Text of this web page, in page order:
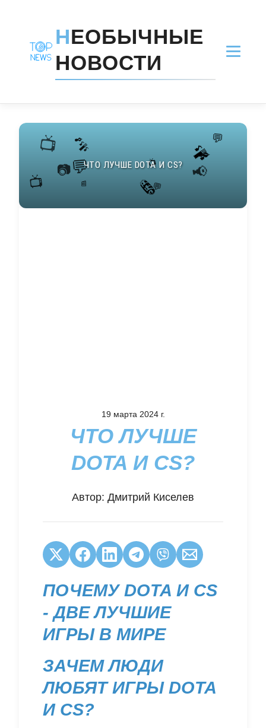
НЕОБЫЧНЫЕ
НОВОСТИ
19 марта 2024 г.
ЧТО ЛУЧШЕ
DOTA И CS?
Автор: Дмитрий Киселев
ПОЧЕМУ DOTA И CS
- ДВЕ ЛУЧШИЕ
ИГРЫ В МИРЕ
ЗАЧЕМ ЛЮДИ
ЛЮБЯТ ИГРЫ DOTA
И CS?